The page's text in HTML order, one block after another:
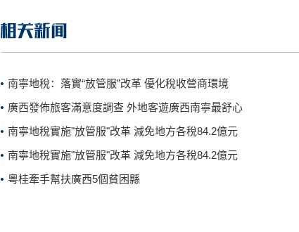
南寧地稅：落實“放管服”改革 優化稅收營商環境
廣西發佈旅客滿意度調查 外地客遊廣西南寧最舒心
南寧地稅實施"放管服"改革 減免地方各稅84.2億元
南寧地稅實施"放管服"改革 減免地方各稅84.2億元
粵桂牽手幫扶廣西5個貧困縣